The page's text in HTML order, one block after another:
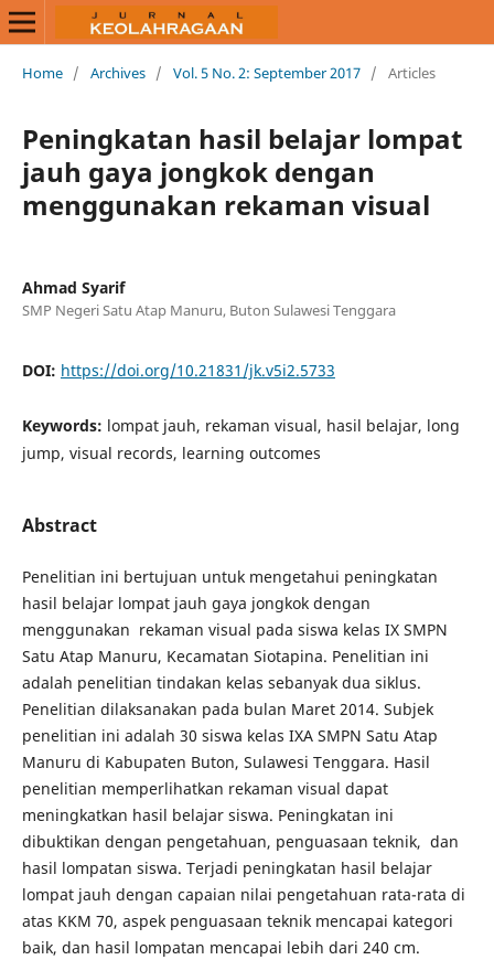
Home / Archives / Vol. 5 No. 2: September 2017 / Articles
Peningkatan hasil belajar lompat
jauh gaya jongkok dengan
menggunakan rekaman visual
Ahmad Syarif
SMP Negeri Satu Atap Manuru, Buton Sulawesi Tenggara
DOI: https://doi.org/10.21831/jk.v5i2.5733
Keywords: lompat jauh, rekaman visual, hasil belajar, long
jump, visual records, learning outcomes
Abstract
Penelitian ini bertujuan untuk mengetahui peningkatan
hasil belajar lompat jauh gaya jongkok dengan
menggunakan rekaman visual pada siswa kelas IX SMPN
Satu Atap Manuru, Kecamatan Siotapina. Penelitian ini
adalah penelitian tindakan kelas sebanyak dua siklus.
Penelitian dilaksanakan pada bulan Maret 2014. Subjek
penelitian ini adalah 30 siswa kelas IXA SMPN Satu Atap
Manuru di Kabupaten Buton, Sulawesi Tenggara. Hasil
penelitian memperlihatkan rekaman visual dapat
meningkatkan hasil belajar siswa. Peningkatan ini
dibuktikan dengan pengetahuan, penguasaan teknik, dan
hasil lompatan siswa. Terjadi peningkatan hasil belajar
lompat jauh dengan capaian nilai pengetahuan rata-rata di
atas KKM 70, aspek penguasaan teknik mencapai kategori
baik, dan hasil lompatan mencapai lebih dari 240 cm.